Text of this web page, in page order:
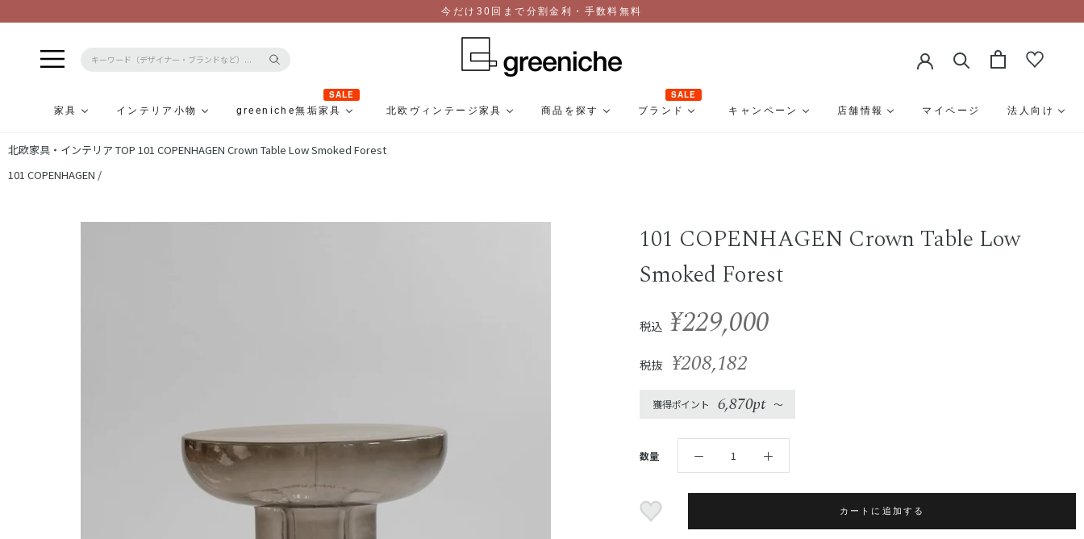
ン
テ
今だけ30回まで分割金利・手数料無料
家具 インテリア小物 greeniche無垢家具
SALE
北欧ヴィンテージ家具
商品を探す ブランド
SALE
キャンペーン
店舗情報 マイページ 法人向け
北欧家具・インテリア TOP 101 COPENHAGEN Crown Table Low Smoked Forest
101 COPENHAGEN /
101 COPENHAGEN Crown Table Low
Smoked Forest
税込 ¥229,000
税抜 ¥208,182
獲得ポイント 6,870pt 〜
数量
カートに追加する